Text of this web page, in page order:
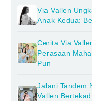
Via Vallen
Anak Kedua:
Cerita Via
Perasaan
Pun
Jalani Tandem
Vallen